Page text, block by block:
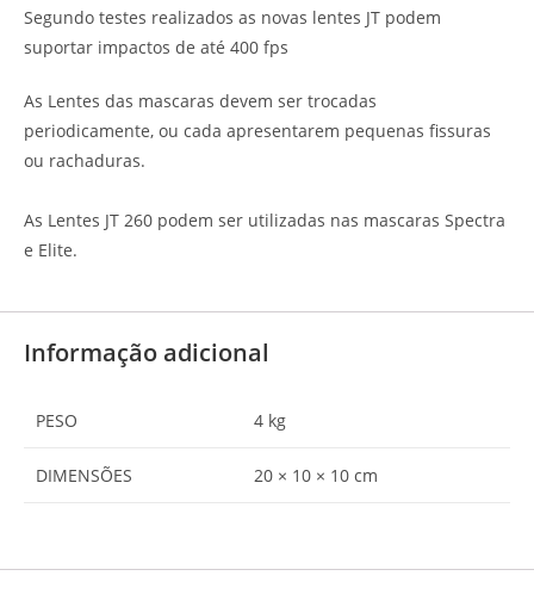
Segundo testes realizados as novas lentes JT podem
suportar impactos de até 400 fps
As Lentes das mascaras devem ser trocadas
periodicamente, ou cada apresentarem pequenas fissuras
ou rachaduras.
As Lentes JT 260 podem ser utilizadas nas mascaras Spectra
e Elite.
Informação adicional
PESO 4 kg
DIMENSÕES 20 × 10 × 10 cm